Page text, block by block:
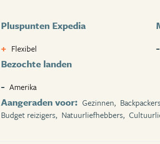
Pluspunten Expedia
Flexibel
Bezochte landen
Amerika
Aangeraden voor: Gezinnen,
Budget reizigers, Natuurliefhebbers,